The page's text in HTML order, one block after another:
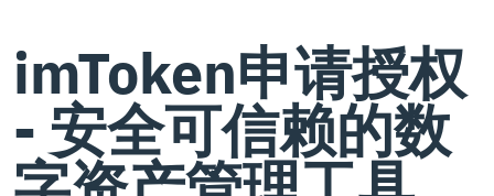
imToken申请授权
- 安全可信赖的数